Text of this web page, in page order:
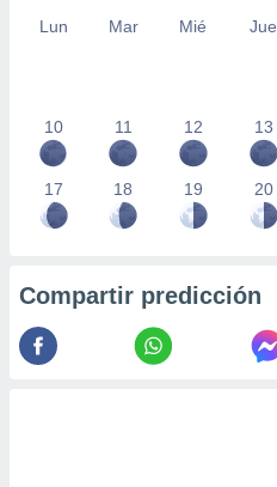
Lun Mar Mié Jue
10 11 12 13
17 18 19 20
Compartir predicción